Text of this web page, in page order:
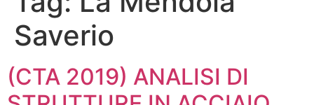
Saverio
(CTA 2019) ANALISI DI